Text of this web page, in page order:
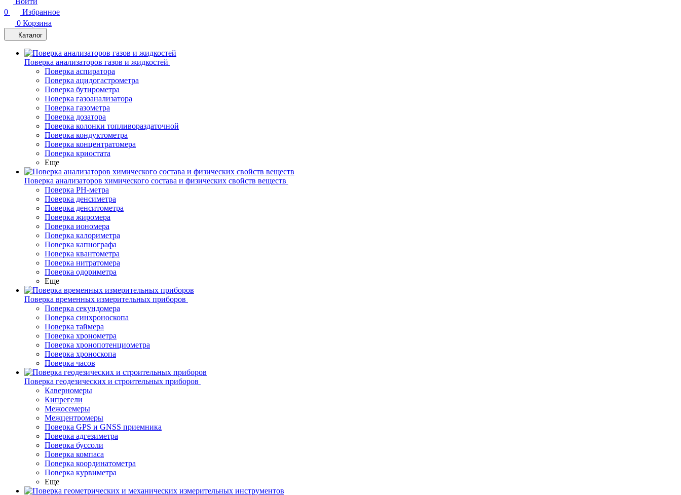
0
Избранное
0 Корзина
Каталог
Поверка анализаторов газов и жидкостей
Поверка аспиратора
Поверка ацидогастрометра
Поверка бутирометра
Поверка газоанализатора
Поверка газометра
Поверка дозатора
Поверка колонки топливораздаточной
Поверка кондуктометра
Поверка концентратомера
Поверка криостата
Еще
Поверка анализаторов химического состава и физических свойств веществ
Поверка PH-метра
Поверка денсиметра
Поверка денситометра
Поверка жиромера
Поверка иономера
Поверка калориметра
Поверка капнографа
Поверка квантометра
Поверка нитратомера
Поверка одориметра
Еще
Поверка временных измерительных приборов
Поверка секундомера
Поверка синхроноскопа
Поверка таймера
Поверка хронометра
Поверка хронопотенциометра
Поверка хроноскопа
Поверка часов
Поверка геодезических и строительных приборов
Каверномеры
Кипрегели
Межосемеры
Межцентромеры
Поверка GPS и GNSS приемника
Поверка адгезиметра
Поверка буссоли
Поверка компаса
Поверка координатометра
Поверка курвиметра
Еще